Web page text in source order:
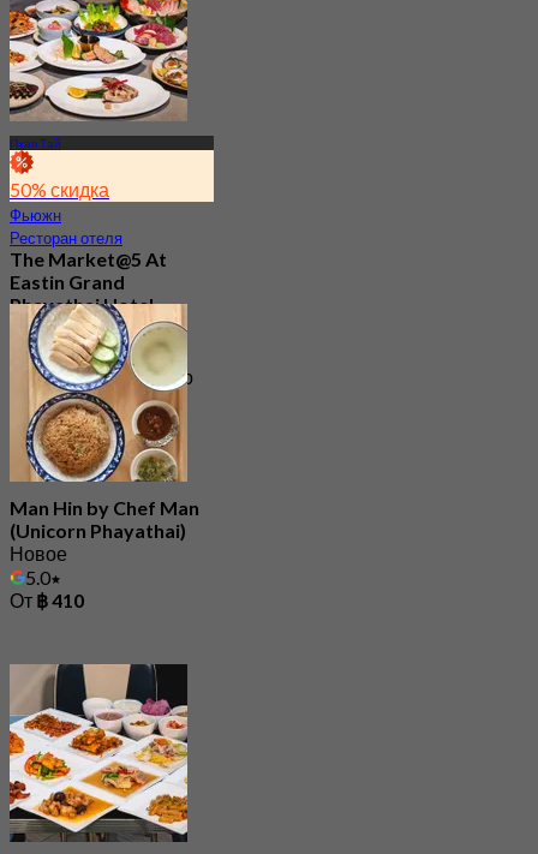
Пхая Тай
50% скидка
Фьюжн
Ресторан отеля
The Market@5 At
Eastin Grand
Phayathai Hotel
Bangkok
4.9
1.2K Забронировано
฿ 699.5
Man Hin by Chef Man
(Unicorn Phayathai)
Новое
5.0
От ฿ 410